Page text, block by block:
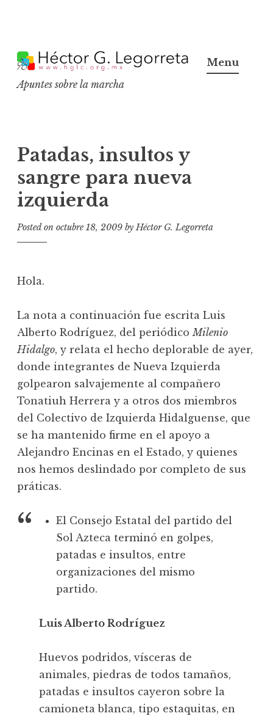
k
p
c
o
n
t
n
Apuntes sobre la marcha
Menu
Patadas, insultos y
sangre para nueva
izquierda
Posted on octubre 18, 2009 byHéctor G. Legorreta
Hola.
La nota a continuación fue escrita Luis
Alberto Rodríguez, del periódicoMilenio
Hidalgo, y relata el hecho deplorable de ayer,
donde integrantes de Nueva Izquierda
golpearon salvajemente al compañero
Tonatiuh Herrera y a otros dos miembros
del Colectivo de Izquierda Hidalguense, que
se ha mantenido firme en el apoyo a
Alejandro Encinas en el Estado, y quienes
nos hemos deslindado por completo de sus
práticas.
El Consejo Estatal del partido del
Sol Azteca terminó en golpes,
patadas e insultos, entre
organizaciones del mismo
partido.
Luis Alberto Rodríguez
Huevos podridos, vísceras de
animales, piedras de todos tamaños,
patadas e insultos cayeron sobre la
camioneta blanca, tipo estaquitas, en